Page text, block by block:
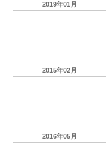
2019年01月
2015年02月
2016年05月